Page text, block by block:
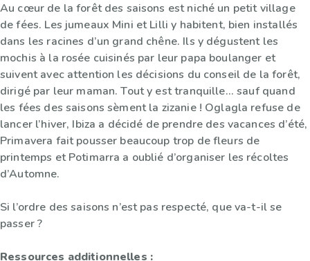
Au cœur de la forêt des saisons est niché un petit village
de fées. Les jumeaux Mini et Lilli y habitent, bien installés
dans les racines d’un grand chêne. Ils y dégustent les
mochis à la rosée cuisinés par leur papa boulanger et
suivent avec attention les décisions du conseil de la forêt,
dirigé par leur maman. Tout y est tranquille... sauf quand
les fées des saisons sèment la zizanie ! Oglagla refuse de
lancer l’hiver, Ibiza a décidé de prendre des vacances d’été,
Primavera fait pousser beaucoup trop de fleurs de
printemps et Potimarra a oublié d’organiser les récoltes
d’Automne.
Si l’ordre des saisons n’est pas respecté, que va-t-il se
passer ?
Ressources additionnelles :